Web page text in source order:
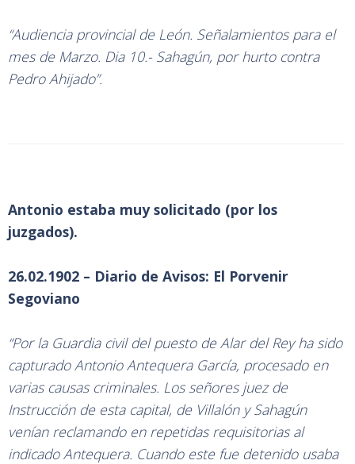
“Audiencia provincial de León. Señalamientos para el
mes de Marzo. Dia 10.- Sahagún, por hurto contra
Pedro Ahijado”.
Antonio estaba muy solicitado (por los
juzgados).
26.02.1902 – Diario de Avisos: El Porvenir
Segoviano
“Por la Guardia civil del puesto de Alar del Rey ha sido
capturado Antonio Antequera García, procesado en
varias causas criminales. Los señores juez de
Instrucción de esta capital, de Villalón y Sahagún
venían reclamando en repetidas requisitorias al
indicado Antequera. Cuando este fue detenido usaba